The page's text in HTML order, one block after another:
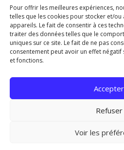
Pour offrir les meilleures expériences,
telles que les cookies pour stocker et/
appareils. Le fait de consentir à ces
traiter des données telles que le
uniques sur ce site. Le fait de ne pas
consentement peut avoir un effet
et fonctions.
Accepter
Refuser
Voir les
Contact